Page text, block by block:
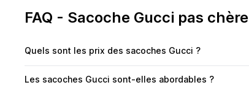
FAQ - Sacoche Gucci pas chère
Quels sont les prix des sacoches Gucci ?
Les sacoches Gucci sont-elles abordables ?